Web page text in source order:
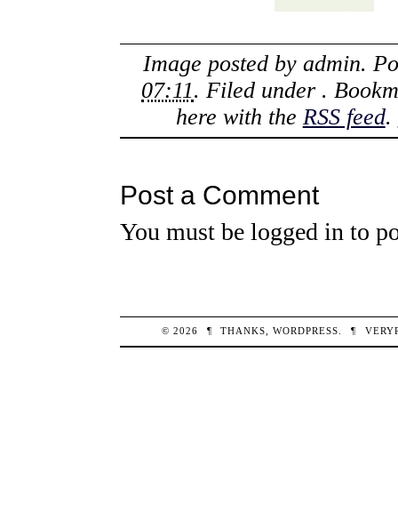
Image posted byadmin.
07:11. Filed under .
here with the RSS feed.
Post a Comment
You must be logged in to
© 2026 ¶ THANKS,WORDPRESS ¶